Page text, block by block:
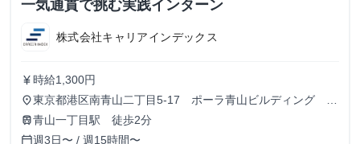
一気通貫で挑む実践インターン
株式会社キャリアインデックス
currency_yen 時給1,300円
place東京都港区南青山二丁目5-17 ポーラ青山ビルディング
13F
train青山一丁目駅 徒歩2分
calendar_today週3日〜 / 週15時間〜